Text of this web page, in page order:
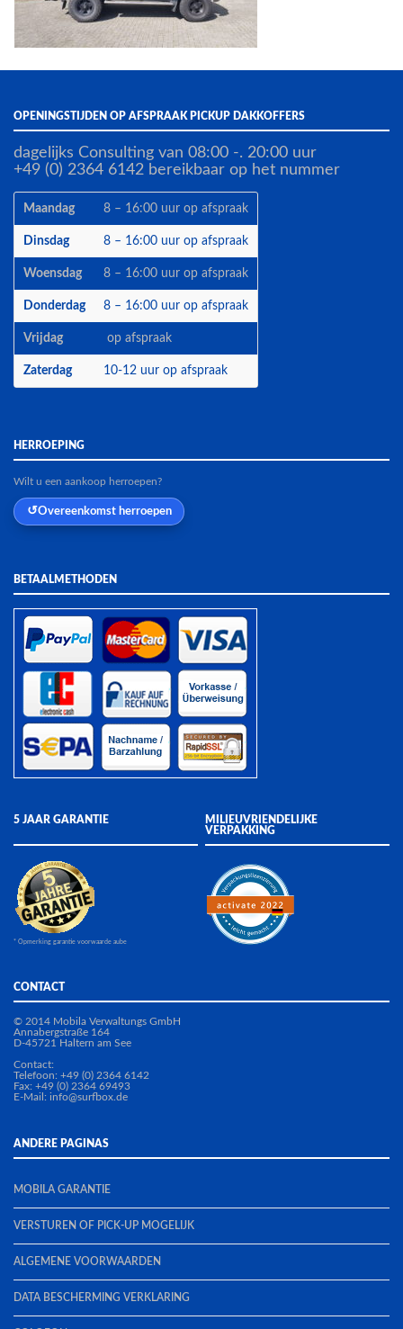
OPENINGSTIJDEN OP AFSPRAAK PICKUP DAKKOFFERS
dagelijks Consulting van 08:00 -. 20:00 uur
+49 (0) 2364 6142 bereikbaar op het nummer
Maandag 8 – 16:00 uur op afspraak
Dinsdag 8 – 16:00 uur op afspraak
Woensdag 8 – 16:00 uur op afspraak
Donderdag 8 – 16:00 uur op afspraak
Vrijdag op afspraak
Zaterdag 10-12 uur op afspraak
HERROEPING
Wilt u een aankoop herroepen?
Overeenkomst herroepen
BETAALMETHODEN
5 JAAR GARANTIE
* Opmerking garantie voorwaarde aube
MILIEUVRIENDELIJKE
VERPAKKING
CONTACT
© 2014 Mobila Verwaltungs GmbH
Annabergstraße 164
D-45721 Haltern am See
Contact:
Telefoon: +49 (0) 2364 6142
Fax: +49 (0) 2364 69493
E-Mail: info@surfbox.de
ANDERE PAGINAS
MOBILA GARANTIE
VERSTUREN OF PICK-UP MOGELIJK
ALGEMENE VOORWAARDEN
DATA BESCHERMING VERKLARING